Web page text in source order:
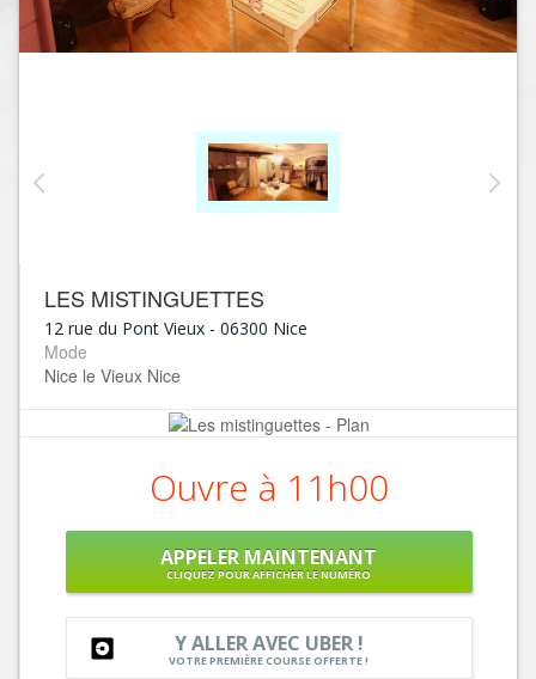
LES MISTINGUETTES
12 rue du Pont Vieux - 06300 Nice
Mode
Nice le Vieux Nice
Ouvre à 11h00
APPELER MAINTENANT
CLIQUEZ POUR AFFICHER LE NUMÉRO
Y ALLER AVEC UBER !
VOTRE PREMIÈRE COURSE OFFERTE !